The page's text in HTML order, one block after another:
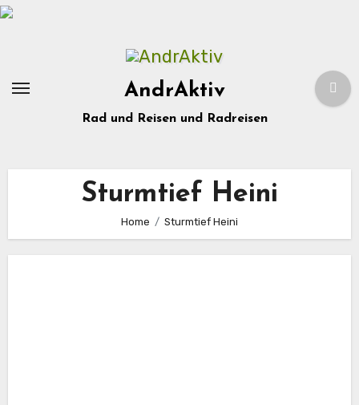
Zum
AndrAktiv
Rad und Reisen und Radreisen
Sturmtief Heini
Home Sturmtief Heini